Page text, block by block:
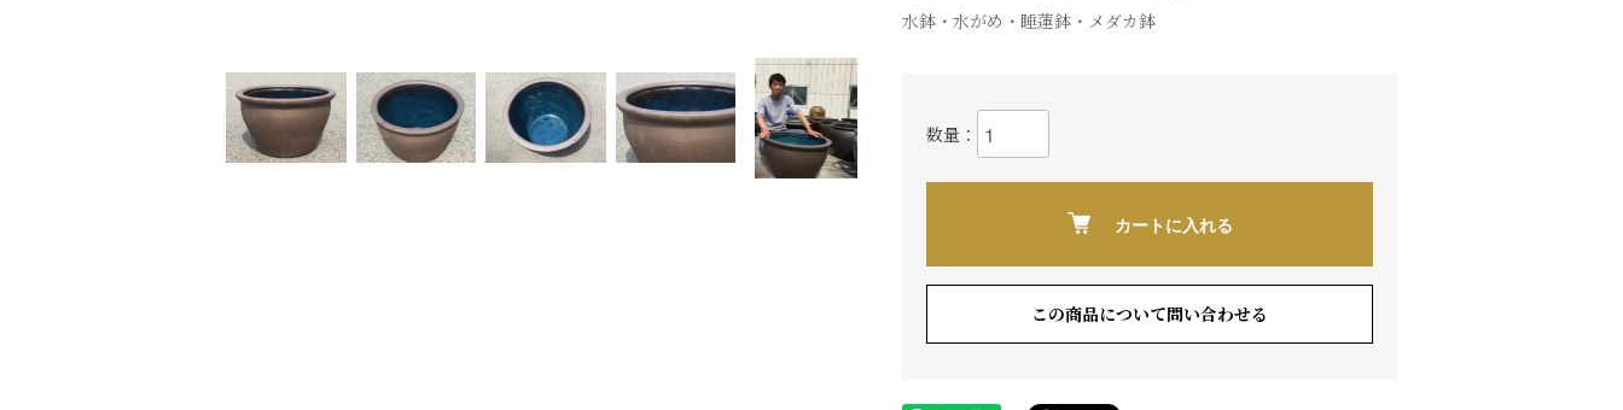
水鉢・水がめ・睡蓮鉢・メダカ鉢
数量：
カートに入れる
この商品について問い合わせる